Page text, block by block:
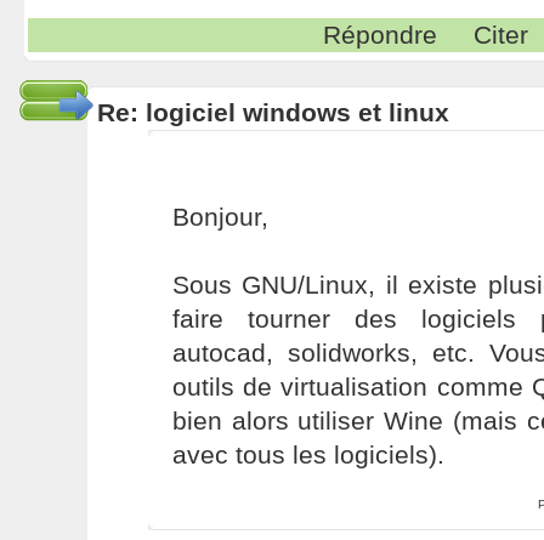
Répondre Citer
Re: logiciel windows et linux
Bonjour,
Sous GNU/Linux, il existe
faire tourner des logiciels
autocad, solidworks, etc.
outils de virtualisation comme
bien alors utiliser Wine (mais
avec tous les logiciels).